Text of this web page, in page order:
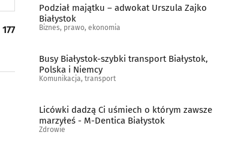
177
Podział majątku – adwokat Urszula Zajko
Białystok
Biznes, prawo, ekonomia
Busy Białystok-szybki transport Białystok,
Polska i Niemcy
Komunikacja, transport
Licówki dadzą Ci uśmiech o którym zawsze
marzyłeś - M-Dentica Białystok
Zdrowie